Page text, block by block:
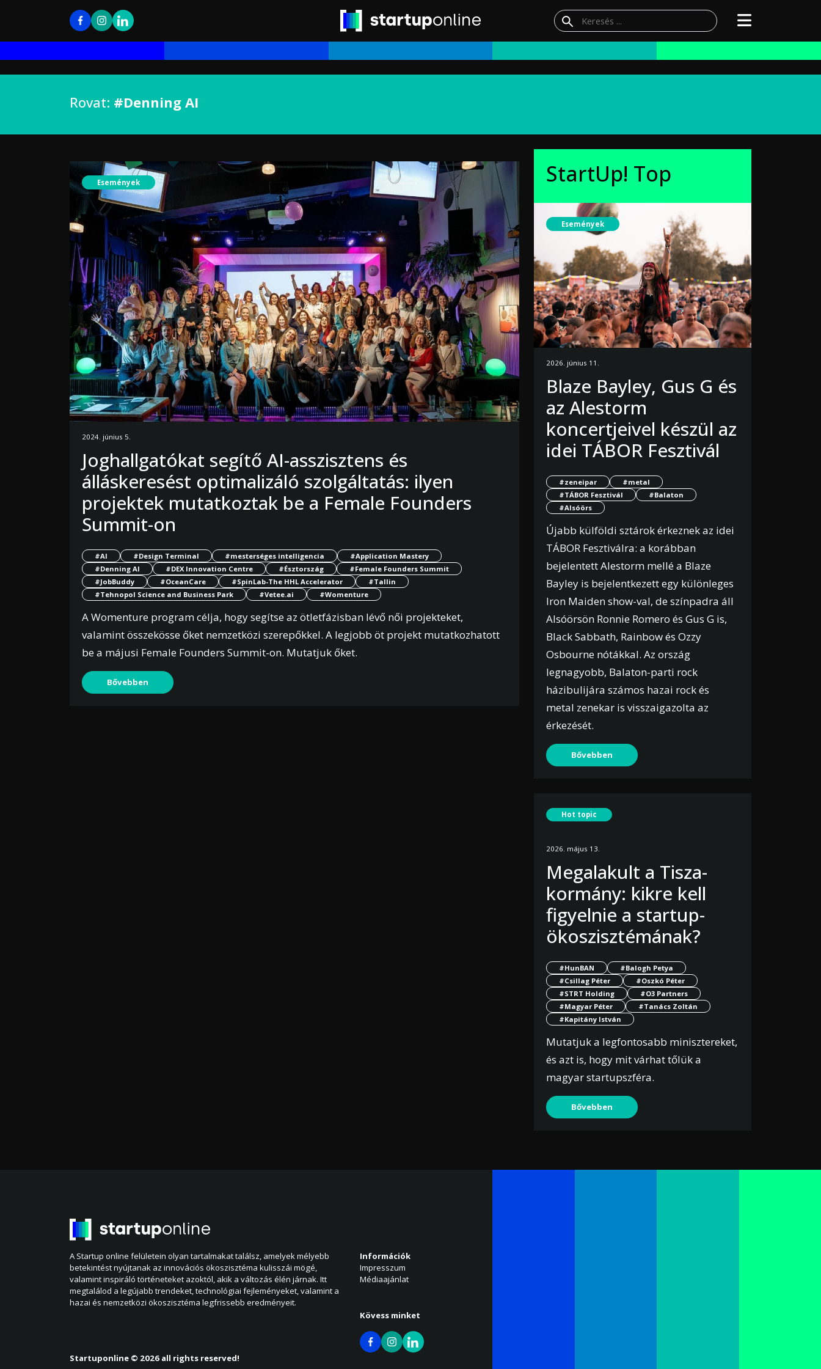
Rovat: #Denning AI
Események
2024. június 5.
Joghallgatókat segítő AI-asszisztens és
álláskeresést optimalizáló szolgáltatás: ilyen
projektek mutatkoztak be a Female Founders
Summit-on
#AI #Design Terminal #mesterséges intelligencia
#Application Mastery
#Denning AI
#DEX Innovation Centre #Észtország
#Female Founders Summit
#JobBuddy
#OceanCare #SpinLab-The HHL Accelerator
#Tallin
#Tehnopol Science and Business Park
#Vetee.ai #Womenture
A Womenture program célja, hogy segítse az ötletfázisban lévő női projekteket,
valamint összekösse őket nemzetközi szerepőkkel. A legjobb öt projekt mutatkozhatott
be a májusi Female Founders Summit-on. Mutatjuk őket.
Bővebben
StartUp! Top
Események
2026. június 11.
Blaze Bayley, Gus G és
az Alestorm
koncertjeivel készül az
idei TÁBOR Fesztivál
#zeneipar
#metal
#TÁBOR Fesztivál
#Balaton
#Alsóörs
Újabb külföldi sztárok érkeznek az idei
TÁBOR Fesztiválra: a korábban
bejelentett Alestorm mellé a Blaze
Bayley is bejelentkezett egy különleges
Iron Maiden show-val, de színpadra áll
Alsóörsön Ronnie Romero és Gus G is,
Black Sabbath, Rainbow és Ozzy
Osbourne nótákkal. Az ország
legnagyobb, Balaton-parti rock
házibulijára számos hazai rock és
metal zenekar is visszaigazolta az
érkezését.
Bővebben
Hot topic
2026. május 13.
Megalakult a Tisza-
kormány: kikre kell
figyelnie a startup-
ökoszisztémának?
#HunBAN
#Balogh Petya
#Csillag Péter
#Oszkó Péter
#STRT Holding
#O3 Partners
#Magyar Péter
#Tanács Zoltán
#Kapitány István
Mutatjuk a legfontosabb minisztereket,
és azt is, hogy mit várhat tőlük a
magyar startupszféra.
Bővebben
A Startup online felületein olyan tartalmakat találsz, amelyek mélyebb
betekintést nyújtanak az innovációs ökoszisztéma kulisszái mögé,
valamint inspiráló történeteket azoktól, akik a változás élén járnak. Itt
megtalálod a legújabb trendeket, technológiai fejleményeket, valamint a
hazai és nemzetközi ökoszisztéma legfrissebb eredményeit.
Információk
Impresszum
Médiaajánlat
Kövess minket
Startuponline © 2026 all rights reserved!